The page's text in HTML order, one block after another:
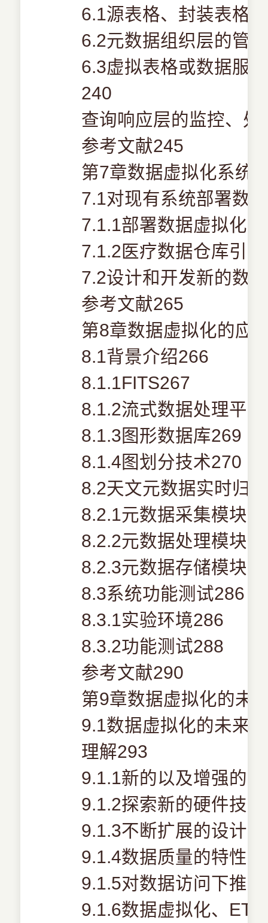
6.1源表格、封装表格
6.2元数据组织层的管
6.3虚拟表格或数据服
240
查询响应层的监控、处
参考文献245
第7章数据虚拟化系统
7.1对现有系统部署数
7.1.1部署数据虚拟化
7.1.2医疗数据仓库引
7.2设计和开发新的数
参考文献265
第8章数据虚拟化的应
8.1背景介绍266
8.1.1FITS267
8.1.2流式数据处理平
8.1.3图形数据库269
8.1.4图划分技术270
8.2天文元数据实时归
8.2.1元数据采集模块
8.2.2元数据处理模块
8.2.3元数据存储模块
8.3系统功能测试286
8.3.1实验环境286
8.3.2功能测试288
参考文献290
第9章数据虚拟化的未
9.1数据虚拟化的未来
理解293
9.1.1新的以及增强的
9.1.2探索新的硬件技
9.1.3不断扩展的设计
9.1.4数据质量的特性
9.1.5对数据访问下推
9.1.6数据虚拟化、